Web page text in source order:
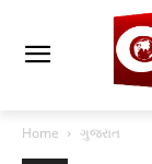
Home ગુજરાત